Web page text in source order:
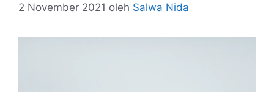
2 November 2021 oleh Salwa Nida